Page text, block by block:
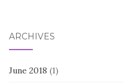
ARCHIVES
June 2018 (1)